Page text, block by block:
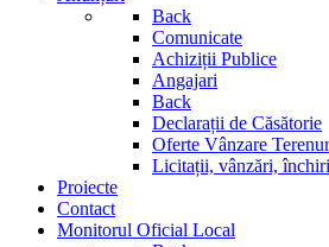
Back
Comunicate
Achiziții Publice
Angajari
Back
Declarații de Căsătorie
Oferte Vânzare
Licitații, vânzări,
Proiecte
Contact
Monitorul Oficial Local